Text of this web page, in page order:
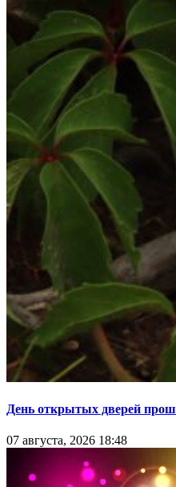
День открытых дверей
07 августа, 2026 18:48